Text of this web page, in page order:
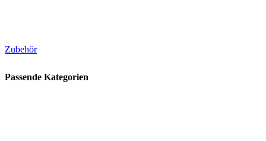
Zubehör
Passende Kategorien